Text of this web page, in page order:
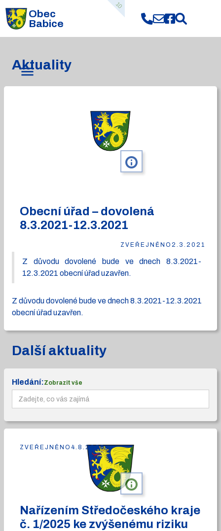
Obec
Babice
10
Aktuality
info
Obecní úřad – dovolená
8.3.2021-12.3.2021
ZVEŘEJNĚNO 2.3.2021
Z důvodu dovolené bude ve dnech 8.3.2021-
12.3.2021 obecní úřad uzavřen.
Z důvodu dovolené bude ve dnech 8.3.2021-12.3.2021
obecní úřad uzavřen.
Další aktuality
Hledání:Zobrazit vše
info
Nařízením Středočeského kraje
č. 1/2025 ke zvýšenému riziku
ZVEŘEJNĚNO 4.8.2026